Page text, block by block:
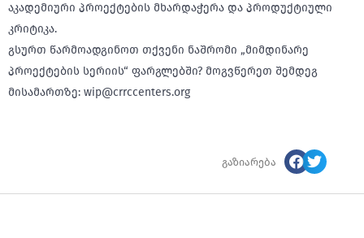
აკადემიური პროექტების მხარდაჭერა და პროდუქტიული
კრიტიკა.
გსურთ წარმოადგინოთ თქვენი ნაშრომი „მიმდინარე
პროექტების სერიის“ ფარგლებში? მოგვწერეთ შემდეგ
მისამართზე: wip@crrccenters.org
გაზიარება